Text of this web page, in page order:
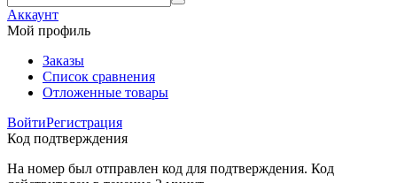
Аккаунт
Мой профиль
Заказы
Список сравнения
Отложенные товары
ВойтиРегистрация
Код подтверждения
На номер был отправлен код для подтверждения. Код